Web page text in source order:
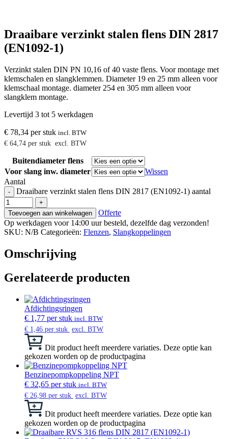
Draaibare verzinkt stalen flens DIN 2817
(EN1092-1)
Verzinkt stalen DIN PN 10,16 of 40 vaste flens. Voor montage met
klemschalen en slangklemmen. Diameter 19 en 25 mm alleen voor
klemschaal montage. diameter 254 en 305 mm alleen voor
slangklem montage.
Levertijd 3 tot 5 werkdagen
€ 78,34 per stuk incl. BTW
€ 64,74 per stuk excl. BTW
Buitendiameter flens
Voor slang inw. diameter
Wissen
Aantal
- Draaibare verzinkt stalen flens DIN 2817 (EN1092-1) aantal
+
Toevoegen aan winkelwagen
Offerte
Op werkdagen voor 14:00 uur besteld, dezelfde dag verzonden!
SKU: N/B Categorieën: Flenzen, Slangkoppelingen
Omschrijving
Gerelateerde producten
Afdichtingsringen
€ 1,77 per stuk incl. BTW
€ 1,46 per stuk excl. BTW
Dit product heeft meerdere variaties. Deze optie kan
gekozen worden op de productpagina
Benzinepompkoppeling NPT
€ 32,65 per stuk incl. BTW
€ 26,98 per stuk excl. BTW
Dit product heeft meerdere variaties. Deze optie kan
gekozen worden op de productpagina